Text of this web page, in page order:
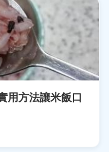
用方法讓米飯口